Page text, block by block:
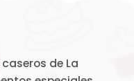
de La